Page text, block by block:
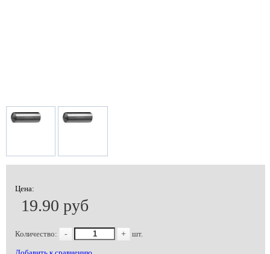
Цена:
19.90 руб
Количество: - + шт.